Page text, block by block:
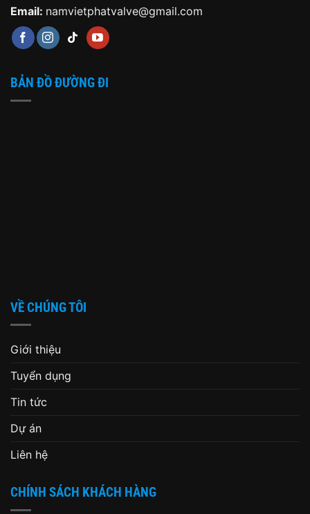
Email: namvietphatvalve@gmail.com
BẢN ĐỒ ĐƯỜNG ĐI
VỀ CHÚNG TÔI
Giới thiệu
Tuyển dụng
Tin tức
Dự án
Liên hệ
CHÍNH SÁCH KHÁCH HÀNG